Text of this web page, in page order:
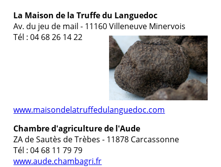
La Maison de la Truffe du Languedoc
Av. du jeu de mail - 11160 Villeneuve Minervois
Tél : 04 68 26 14 22
www.maisondelatruffedulanguedoc.com
Chambre d'agriculture de l'Aude
ZA de Sautès de Trèbes - 11878 Carcassonne
Tél : 04 68 11 79 79
www.aude.chambagri.fr